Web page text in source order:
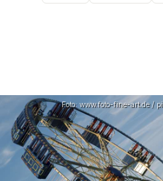
Foto: www.foto-fine-art.de /